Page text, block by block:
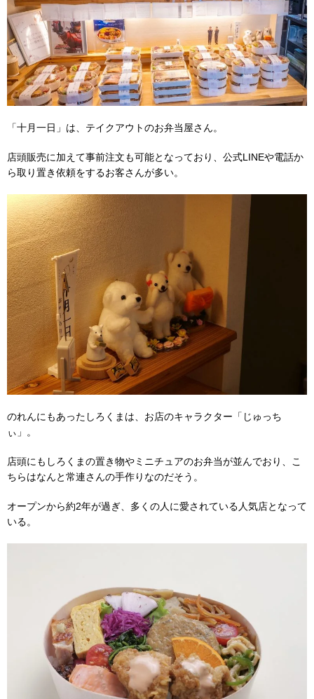
「十月一日」は、テイクアウトのお弁当屋さん。
店頭販売に加えて事前注文も可能となっており、公式LINEや電話か
ら取り置き依頼をするお客さんが多い。
のれんにもあったしろくまは、お店のキャラクター「じゅっち
ぃ」。
店頭にもしろくまの置き物やミニチュアのお弁当が並んでおり、こ
ちらはなんと常連さんの手作りなのだそう。
オープンから約2年が過ぎ、多くの人に愛されている人気店となって
いる。